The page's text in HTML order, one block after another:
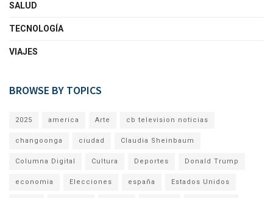
SALUD
TECNOLOGÍA
VIAJES
BROWSE BY TOPICS
2025 america Arte cb television noticias
changoonga ciudad Claudia Sheinbaum
Columna Digital Cultura Deportes Donald Trump
economia Elecciones españa Estados Unidos